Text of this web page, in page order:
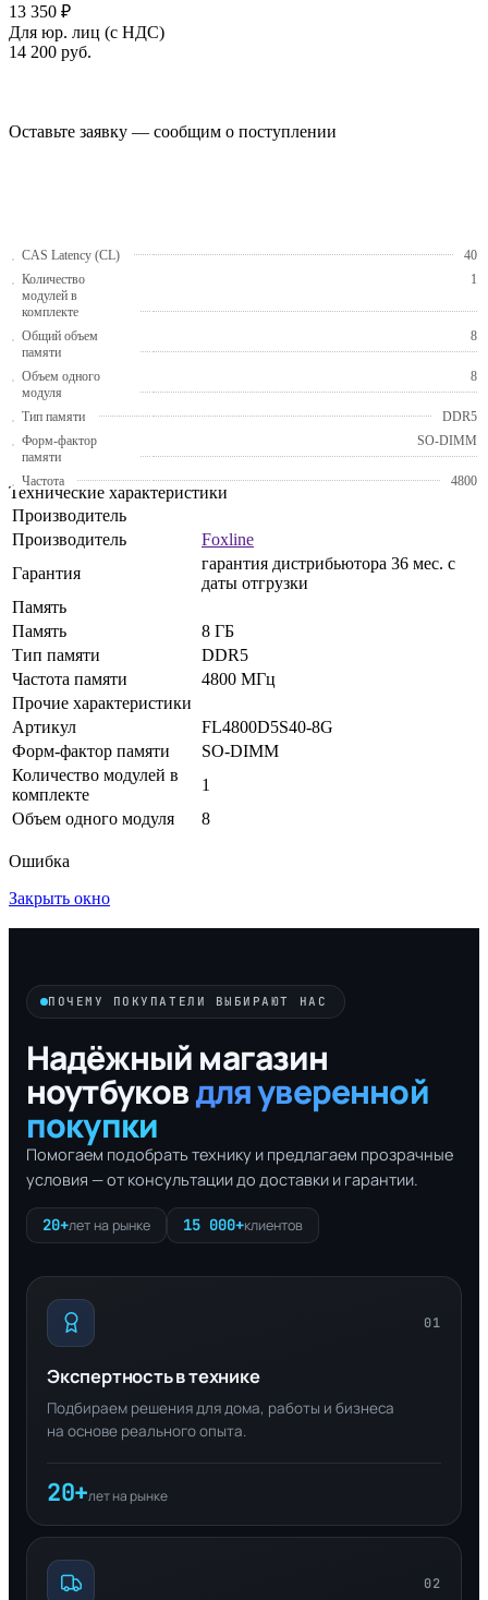
13 350 ₽
Для юр. лиц (с НДС)
14 200 руб.
Оставьте заявку — сообщим о поступлении
CAS Latency (CL)
40
Количество
модулей в
комплекте
1
Общий объем
памяти
8
Объем одного
модуля
8
Тип памяти
DDR5
Форм-фактор
памяти
SO-DIMM
Частота 4800
Технические характеристики
Производитель
Производитель
Foxline
Гарантия
гарантия дистрибьютора 36 мес. с
даты отгрузки
Память
Память
8 ГБ
Тип памяти
DDR5
Частота памяти
4800 МГц
Прочие характеристики
Артикул
FL4800D5S40-8G
Форм-фактор памяти
SO-DIMM
Количество модулей в
комплекте
1
Объем одного модуля
8
Ошибка
Закрыть окно
ПОЧЕМУ ПОКУПАТЕЛИ ВЫБИРАЮТ НАС
Надёжный магазин
ноутбуковдля уверенной
покупки
Помогаем подобрать технику и предлагаем прозрачные
условия — от консультации до доставки и гарантии.
20+лет на рынке 15 000+клиентов
01
Экспертность в технике
Подбираем решения для дома, работы и бизнеса
на основе реального опыта.
20+лет на рынке
02